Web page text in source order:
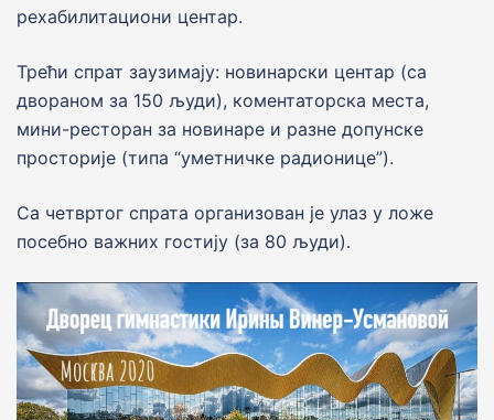
рехабилитациони центар.
Трећи спрат заузимају: новинарски центар (са
двораном за 150 људи), коментаторска места,
мини-ресторан за новинаре и разне допунске
просториjе (типа “уметничке радионице”).
Са четвртог спрата организован је улаз у ложе
посебно важних гостију (за 80 људи).